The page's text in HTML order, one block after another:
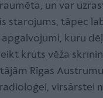
un var
starojums, tāpēc
kuru
krūts vēža
Rīgas
virsārstei